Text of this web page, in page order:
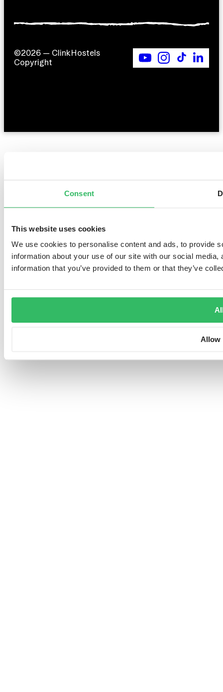
Consent
This website uses cookies
We use cookies to personalise content and ads, to provide
information about your use of our site with our social
information that you’ve provided to them or that they’ve
Allow
©2026 — ClinkHostels
Copyright